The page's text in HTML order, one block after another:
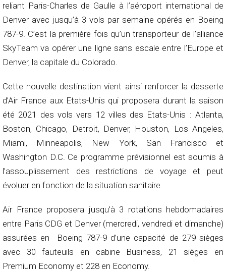
reliant Paris-Charles de Gaulle à l’aéroport international de
Denver avec jusqu’à 3 vols par semaine opérés en Boeing
787-9. C’est la première fois qu’un transporteur de l’alliance
SkyTeam va opérer une ligne sans escale entre l’Europe et
Denver, la capitale du Colorado.
Cette nouvelle destination vient ainsi renforcer la desserte
d’Air France aux Etats-Unis qui proposera durant la saison
été 2021 des vols vers 12 villes des Etats-Unis : Atlanta,
Boston, Chicago, Detroit, Denver, Houston, Los Angeles,
Miami, Minneapolis, New York, San Francisco et
Washington D.C. Ce programme prévisionnel est soumis à
l’assouplissement des restrictions de voyage et peut
évoluer en fonction de la situation sanitaire.
Air France proposera jusqu’à 3 rotations hebdomadaires
entre Paris CDG et Denver (mercredi, vendredi et dimanche)
assurées en Boeing 787-9 d’une capacité de 279 sièges
avec 30 fauteuils en cabine Business, 21 sièges en
Premium Economy et 228 en Economy.